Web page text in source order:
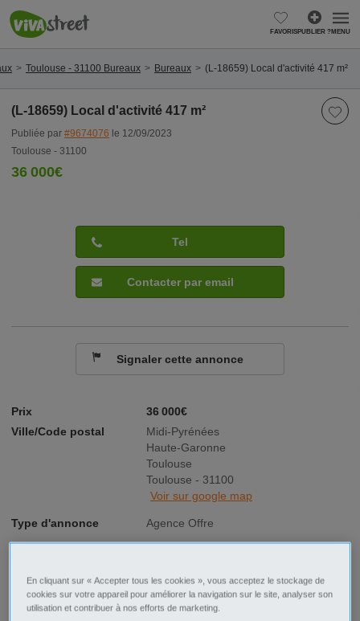
FAVORISPUBLIER ?MENU
Toulouse - 31100 Bureaux Bureaux (L-18659) Local d'activité 417 m²
(L-18659) Local d'activité 417 m²
Publiée par #9674076 le 12/09/2023
Toulouse - 31100
36 000€
Prix
36 000€
Ville/Code postal
Midi-Pyrénées
Haute-Garonne
Toulouse
Toulouse - 31100
Voir sur google map
Type d'annonce Agence Offre
Surface 417 m²
Tel
Contacter par email
Signaler cette annonce
En cliquant sur « Accepter tous les cookies », vous acceptez le stockage de
cookies sur votre appareil pour améliorer la navigation sur le site, analyser son
utilisation et contribuer à nos efforts de marketing.